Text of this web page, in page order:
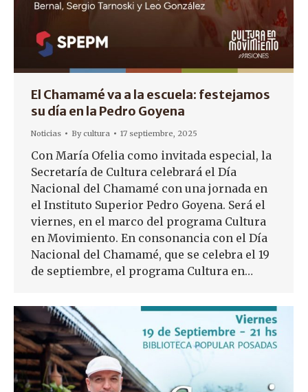
El Chamamé va a la escuela: festejamos
su día en la Pedro Goyena
Noticias Bycultura 17 septiembre, 2025
Con María Ofelia como invitada especial, la
Secretaría de Cultura celebrará el Día
Nacional del Chamamé con una jornada en
el Instituto Superior Pedro Goyena. Será el
viernes, en el marco del programa Cultura
en Movimiento. En consonancia con el Día
Nacional del Chamamé, que se celebra el 19
de septiembre, el programa Cultura en…